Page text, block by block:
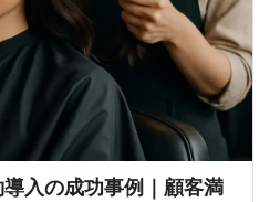
入の成功事例｜顧客満